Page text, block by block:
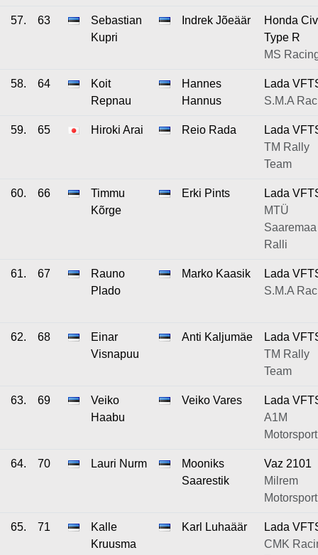
57. 63
Sebastian
Kupri
Indrek Jõeäär
Honda
Type R
MS
58. 64
Koit
Repnau
Hannes
Hannus
Lada
S.M.A
59. 65 Hiroki Arai Reio Rada
Lada
TM Rally
Team
60. 66
Timmu
Kõrge
Erki Pints
Lada
MTÜ
Saaremaa
Ralli
61. 67
Rauno
Plado
Marko Kaasik
Lada
S.M.A
62. 68
Einar
Visnapuu
Anti Kaljumäe
Lada
TM Rally
Team
63. 69
Veiko
Haabu
Veiko Vares
Lada
A1M
Motorsport
64. 70 Lauri Nurm
Mooniks
Saarestik
Vaz 2101
Milrem
Motorsport
65. 71
Kalle
Kruusma
Karl Luhaäär
Lada
CMK